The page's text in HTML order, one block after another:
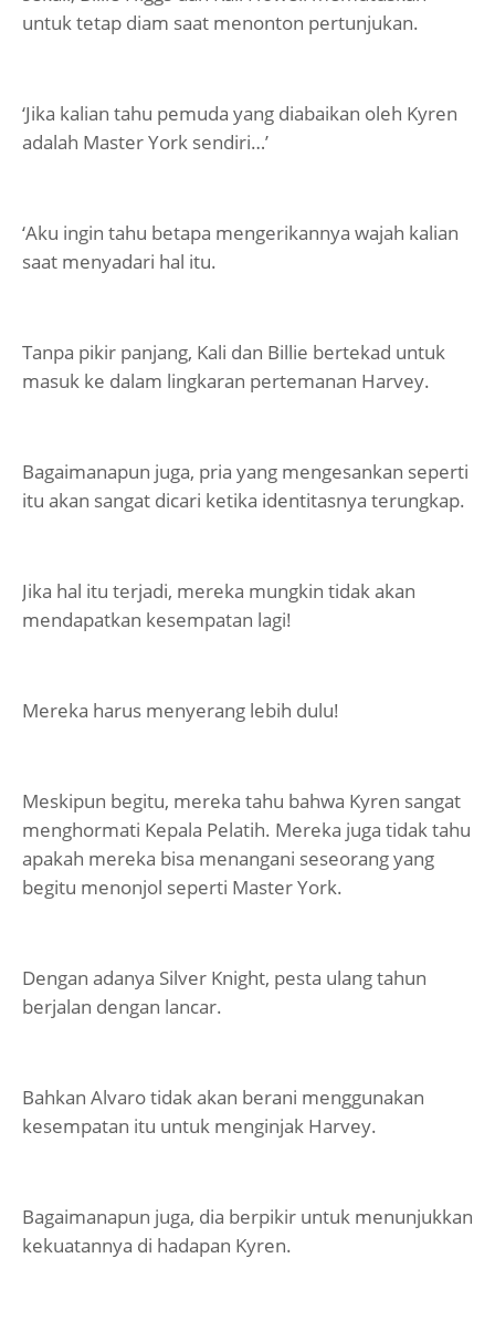
untuk tetap diam saat menonton pertunjukan.
‘Jika kalian tahu pemuda yang diabaikan oleh Kyren
adalah Master York sendiri…’
‘Aku ingin tahu betapa mengerikannya wajah kalian
saat menyadari hal itu.
Tanpa pikir panjang, Kali dan Billie bertekad untuk
masuk ke dalam lingkaran pertemanan Harvey.
Bagaimanapun juga, pria yang mengesankan seperti
itu akan sangat dicari ketika identitasnya terungkap.
Jika hal itu terjadi, mereka mungkin tidak akan
mendapatkan kesempatan lagi!
Mereka harus menyerang lebih dulu!
Meskipun begitu, mereka tahu bahwa Kyren sangat
menghormati Kepala Pelatih. Mereka juga tidak tahu
apakah mereka bisa menangani seseorang yang
begitu menonjol seperti Master York.
Dengan adanya Silver Knight, pesta ulang tahun
berjalan dengan lancar.
Bahkan Alvaro tidak akan berani menggunakan
kesempatan itu untuk menginjak Harvey.
Bagaimanapun juga, dia berpikir untuk menunjukkan
kekuatannya di hadapan Kyren.